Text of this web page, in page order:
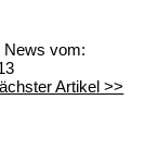
News vom:
Artikel >>